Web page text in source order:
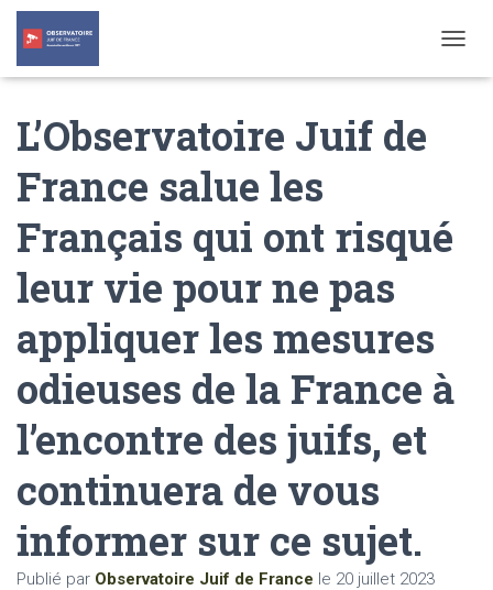
O
L’Observatoire Juif de
France salue les
Français qui ont risqué
leur vie pour ne pas
appliquer les mesures
odieuses de la France à
l’encontre des juifs, et
continuera de vous
informer sur ce sujet.
Publié par Observatoire Juif de France le 20 juillet 2023